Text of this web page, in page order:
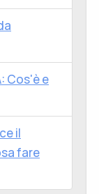
Cos'è e
il
fare